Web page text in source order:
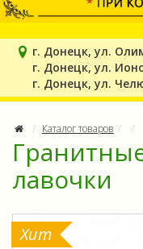
г. Донецк, ул.
г. Донецк, ул.
г. Донецк, ул.
Каталог товаров
лавочки
Хит